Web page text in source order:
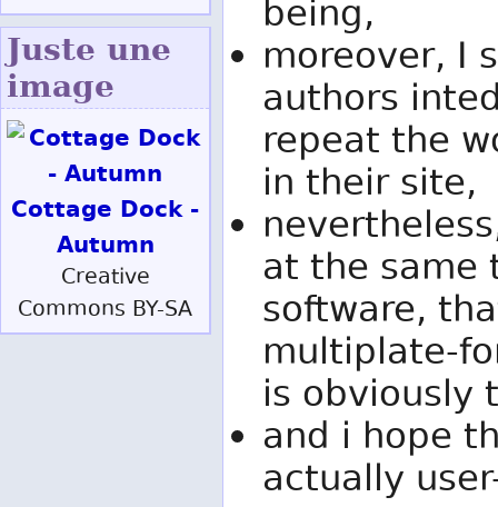
being,
moreover, I
authors
repeat the
in their site,
at the same
software,
multiplate-
is obviously
and i hope
actually
Juste une
image
Cottage Dock -
Autumn
Creative
Commons BY-SA